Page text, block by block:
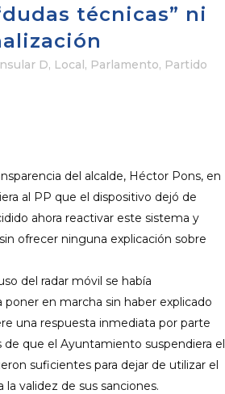
técnicas” ni
D, Local, Parlamento, Partido
del alcalde, Héctor Pons, en
al PP que el dispositivo dejó de
ahora reactivar este sistema y
ofrecer ninguna explicación sobre
del radar móvil se había
en marcha sin haber explicado
una respuesta inmediata por parte
que el Ayuntamiento suspendiera el
suficientes para dejar de utilizar el
validez de sus sanciones.